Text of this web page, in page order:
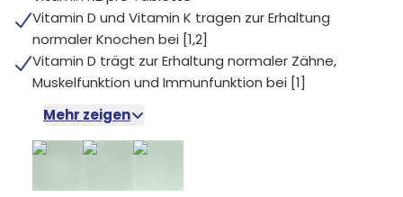
Vitamin D und Vitamin K tragen zur Erhaltung
normaler Knochen bei [1,2]
Vitamin D trägt zur Erhaltung normaler Zähne,
Muskelfunktion und Immunfunktion bei [1]
Mehr zeigen